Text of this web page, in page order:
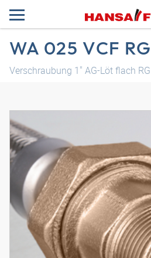
WA 025 VCF RG
Verschraubung 1" AG-Löt flach RG